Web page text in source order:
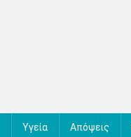
Υγεία Απόψεις